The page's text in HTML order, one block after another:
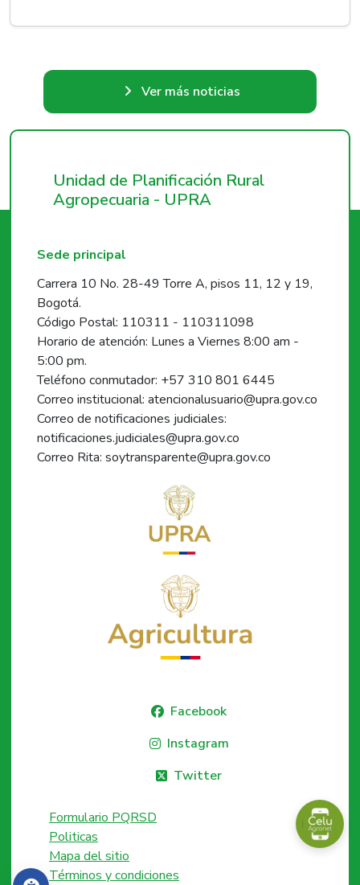
Ver más noticias
Unidad de Planificación Rural
Agropecuaria - UPRA
Sede principal
Carrera 10 No. 28-49 Torre A, pisos 11, 12 y 19,
Bogotá.
Código Postal: 110311 - 110311098
Horario de atención: Lunes a Viernes 8:00 am -
5:00 pm.
Teléfono conmutador: +57 310 801 6445
Correo institucional: atencionalusuario@upra.gov.co
Correo de notificaciones judiciales:
notificaciones.judiciales@upra.gov.co
Correo Rita: soytransparente@upra.gov.co
Facebook
Instagram
Twitter
Formulario PQRSD
Politicas
Mapa del sitio
Términos y condiciones